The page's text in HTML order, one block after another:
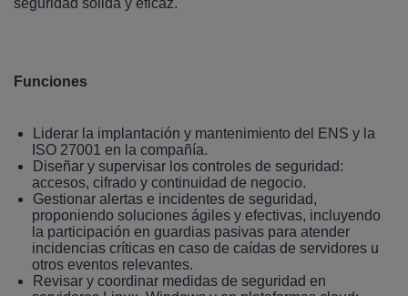
Funciones
Liderar la implantación y mantenimiento del ENS y la
ISO 27001 en la compañía.
Diseñar y supervisar los controles de seguridad:
accesos, cifrado y continuidad de negocio.
Gestionar alertas e incidentes de seguridad,
proponiendo soluciones ágiles y efectivas, incluyendo
la participación en guardias pasivas para atender
incidencias críticas en caso de caídas de servidores u
otros eventos relevantes.
Revisar y coordinar medidas de seguridad en